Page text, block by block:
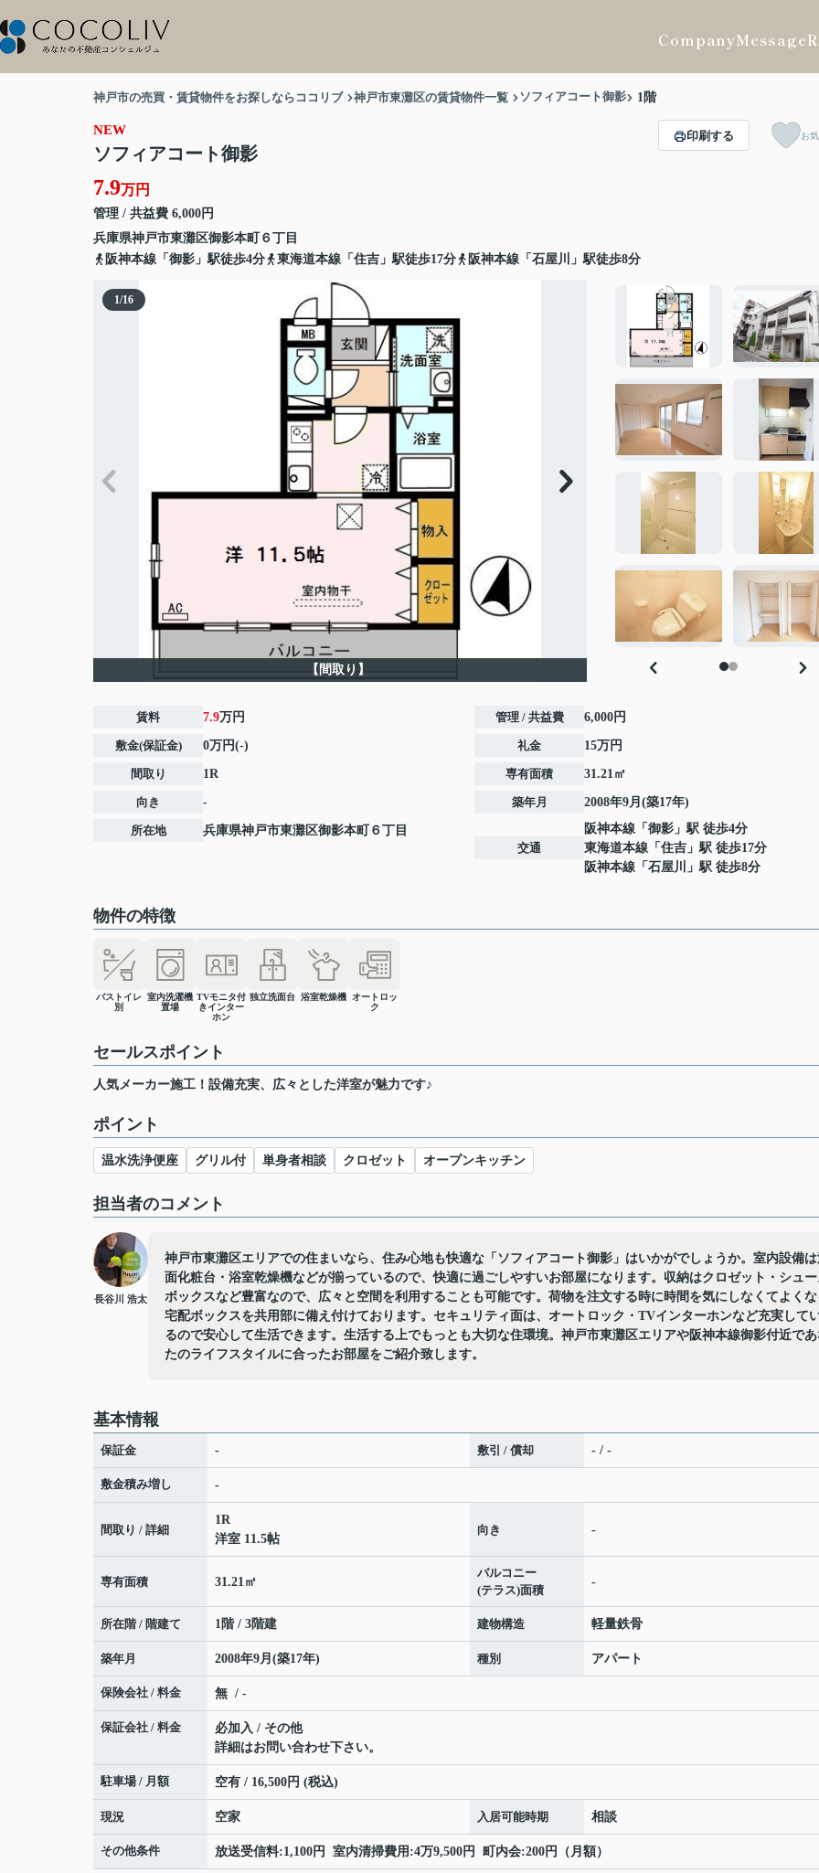
CompanyMessage
神戸市の売買・賃貸物件をお探しならココリブ 神戸市東灘区の賃貸物件一覧 ソフィアコート御影 1階
NEW
ソフィアコート御影
7.9万円
管理 / 共益費 6,000円
兵庫県神戸市東灘区御影本町
６丁目
阪神本線「御影」駅徒歩4分
東海道本線「住吉」駅徒歩17分 阪神本線「石屋川」駅徒歩8分
印刷する お
1/16
【間取り】
賃料 7.9万円
敷金(保証金) 0万円(-)
間取り 1R
向き -
所在地 兵庫県神戸市東灘区御影本町 ６丁目
管理 / 共益費 6,000円
礼金 15万円
専有面積 31.21㎡
築年月 2008年9月(築17年)
交通
阪神本線 「 御影 」駅 徒歩4分
東海道本線 「 住吉 」駅 徒歩17分
阪神本線 「 石屋川 」駅 徒歩8分
物件の特徴
バストイレ
別
室内洗濯機
置場
TVモニタ付
きインター
ホン
独立洗面台 浴室乾燥機
オートロッ
ク
セールスポイント
人気メーカー施工！設備充実、広々とした洋室が魅力です♪
ポイント
温水洗浄便座 グリル付 単身者相談 クロゼット オープンキッチン
担当者のコメント
長谷川 浩太
神戸市東灘区エリアでの住まいなら、住み心地も快適な「ソフィアコート御影」はいかがでしょうか。室内設備
面化粧台・浴室乾燥機などが揃っているので、快適に過ごしやすいお部屋になります。収納はクロゼット・シュ
ボックスなど豊富なので、広々と空間を利用することも可能です。荷物を注文する時に時間を気にしなくてよくな
宅配ボックスを共用部に備え付けております。セキュリティ面は、オートロック・TVインターホンなど充実して
るので安心して生活できます。生活する上でもっとも大切な住環境。神戸市東灘区エリアや阪神本線御影付近で
たのライフスタイルに合ったお部屋をご紹介致します。
基本情報
保証金 - 敷引 / 償却 - / -
敷金積み増し -
間取り / 詳細
1R
洋室 11.5帖
向き -
専有面積 31.21㎡
バルコニー
(テラス)面積
-
所在階 / 階建て 1階 / 3階建 建物構造 軽量鉄骨
築年月 2008年9月(築17年) 種別 アパート
保険会社 / 料金 無 / -
保証会社 / 料金
必加入 / その他
詳細はお問い合わせ下さい。
駐車場 / 月額 空有 / 16,500円 (税込)
現況 空家 入居可能時期 相談
その他条件 放送受信料:1,100円 室内清掃費用:4万9,500円 町内会:200円（月額）